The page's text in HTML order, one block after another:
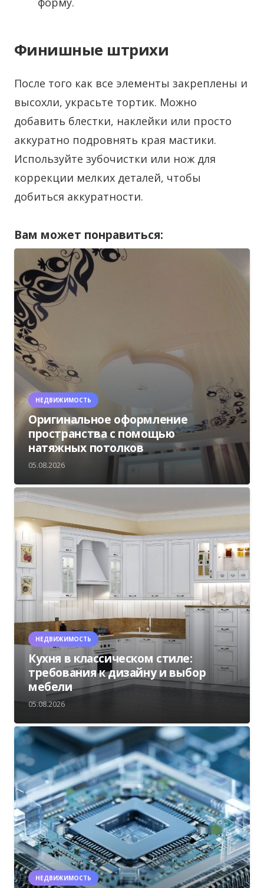
Финишные штрихи
После того как все элементы закреплены и
высохли, украсьте тортик. Можно
добавить блестки, наклейки или просто
аккуратно подровнять края мастики.
Используйте зубочистки или нож для
коррекции мелких деталей, чтобы
добиться аккуратности.
Вам может понравиться:
НЕДВИЖИМОСТЬ
Оригинальное оформление
пространства с помощью
натяжных потолков
05.08.2026
НЕДВИЖИМОСТЬ
Кухня в классическом стиле:
требования к дизайну и выбор
мебели
05.08.2026
НЕДВИЖИМОСТЬ